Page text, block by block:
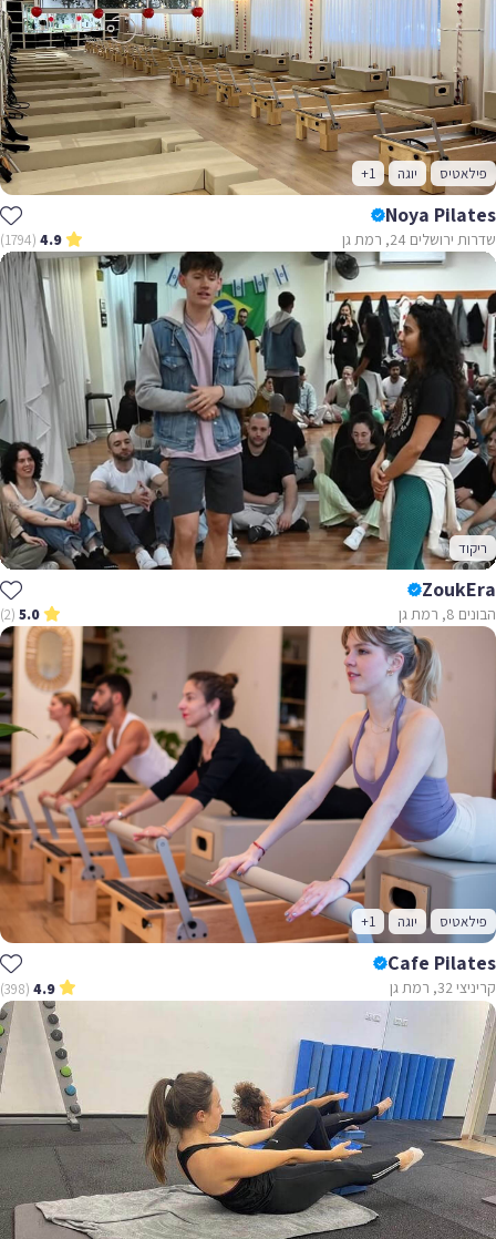
פילאטיס יוגה +1
Noya Pilates
שדרות ירושלים 24, רמת גן 4.9
(1794)
ריקוד
ZoukEra
הבונים 8, רמת גן 5.0
(2)
פילאטיס יוגה +1
Cafe Pilates
קריניצי 32, רמת גן 4.9
(398)